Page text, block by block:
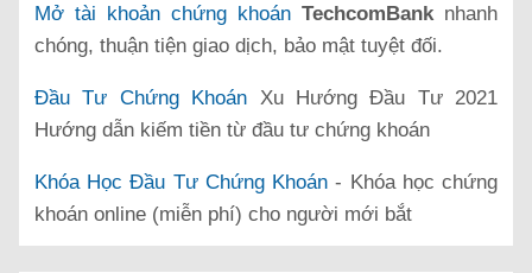
Mở tài khoản chứng khoán TechcomBank nhanh
chóng, thuận tiện giao dịch, bảo mật tuyệt đối.
Đầu Tư Chứng Khoán Xu Hướng Đầu Tư 2021
Hướng dẫn kiếm tiền từ đầu tư chứng khoán
Khóa Học Đầu Tư Chứng Khoán - Khóa học chứng
khoán online (miễn phí) cho người mới bắt